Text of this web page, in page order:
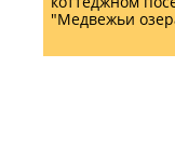
"Медвежьи